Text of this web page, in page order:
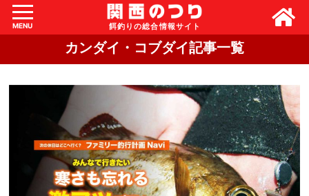
MENU
カンダイ・コブダイ記事一覧